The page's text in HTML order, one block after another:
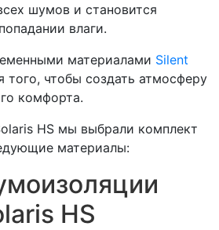
шумов и становится
влаги.
материалами Silent
того, чтобы создать атмосферу
комфорта.
HS мы выбрали комплект
материалы:
HS